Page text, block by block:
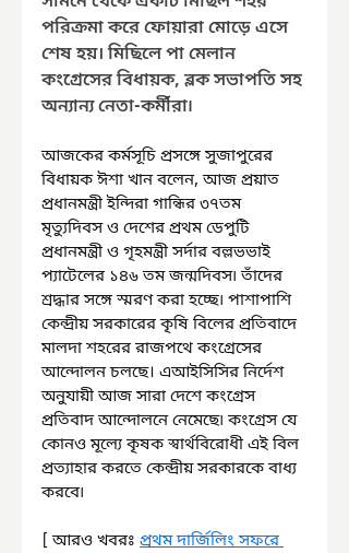
পরিক্রমা করে ফোয়ারা মোড়ে এসে
শেষ হয়। মিছিলে পা মেলান
কংগ্রেসের বিধায়ক, ব্লক সভাপতি সহ
অন্যান্য নেতা-কর্মীরা৷
আজকের কর্মসূচি প্রসঙ্গে সুজাপুরের
বিধায়ক ঈশা খান বলেন, আজ প্রয়াত
প্রধানমন্ত্রী ইন্দিরা গান্ধির ৩৭তম
মৃত্যুদিবস ও দেশের প্রথম ডেপুটি
প্রধানমন্ত্রী ও গৃহমন্ত্রী সর্দার বল্লভভাই
প্যাটেলের ১৪৬ তম জন্মদিবস৷ তাঁদের
শ্রদ্ধার সঙ্গে স্মরণ করা হচ্ছে৷ পাশাপাশি
কেন্দ্রীয় সরকারের কৃষি বিলের প্রতিবাদে
মালদা শহরের রাজপথে কংগ্রেসের
আন্দোলন চলছে। এআইসিসির নির্দেশ
অনুযায়ী আজ সারা দেশে কংগ্রেস
প্রতিবাদ আন্দোলনে নেমেছে৷ কংগ্রেস যে
কোনও মূল্যে কৃষক স্বার্থবিরোধী এই বিল
প্রত্যাহার করতে কেন্দ্রীয় সরকারকে বাধ্য
করবে৷
[ আরও খবরঃ প্রথম দার্জিলিং সফরে